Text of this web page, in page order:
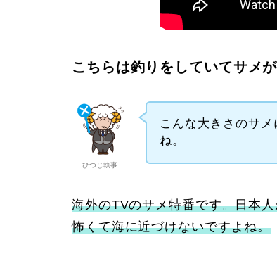
こちらは釣りをしていてサメ
ひつじ執事
こんな大きさのサ
ね。
海外のTVのサメ特番です。日本
怖くて海に近づけないですよね。